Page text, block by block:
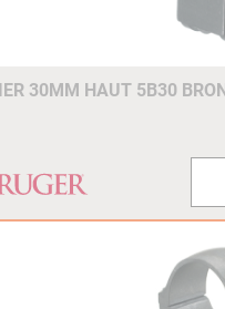
30MM HAUT 5B30